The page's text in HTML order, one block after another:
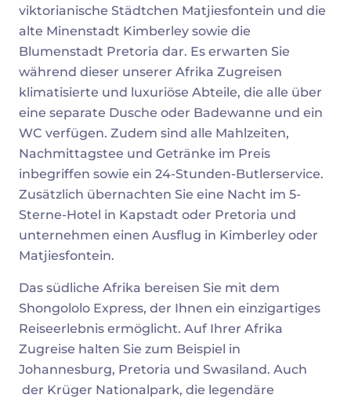
viktorianische Städtchen Matjiesfontein und die
alte Minenstadt Kimberley sowie die
Blumenstadt Pretoria dar. Es erwarten Sie
während dieser unserer Afrika Zugreisen
klimatisierte und luxuriöse Abteile, die alle über
eine separate Dusche oder Badewanne und ein
WC verfügen. Zudem sind alle Mahlzeiten,
Nachmittagstee und Getränke im Preis
inbegriffen sowie ein 24-Stunden-Butlerservice.
Zusätzlich übernachten Sie eine Nacht im 5-
Sterne-Hotel in Kapstadt oder Pretoria und
unternehmen einen Ausflug in Kimberley oder
Matjiesfontein.
Das südliche Afrika bereisen Sie mit dem
Shongololo Express, der Ihnen ein einzigartiges
Reiseerlebnis ermöglicht. Auf Ihrer Afrika
Zugreise halten Sie zum Beispiel in
Johannesburg, Pretoria und Swasiland. Auch
der Krüger Nationalpark, die legendäre